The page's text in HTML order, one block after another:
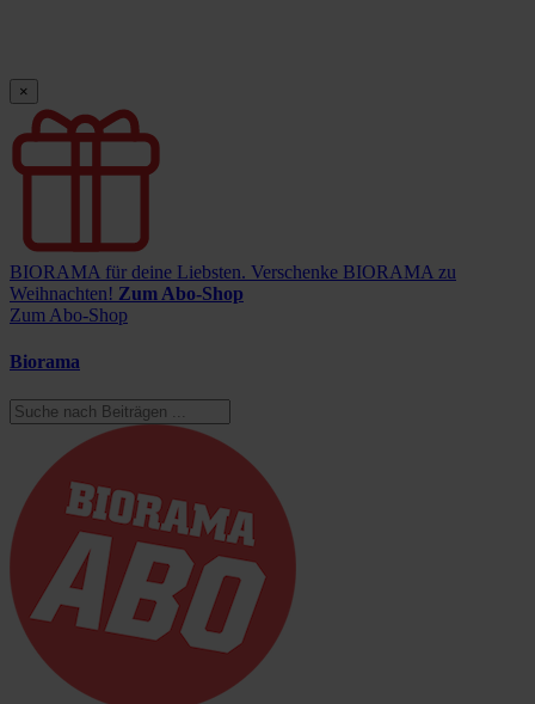
×
BIORAMA für deine Liebsten. Verschenke BIORAMA zu
Weihnachten! Zum Abo-Shop
Zum Abo-Shop
Biorama